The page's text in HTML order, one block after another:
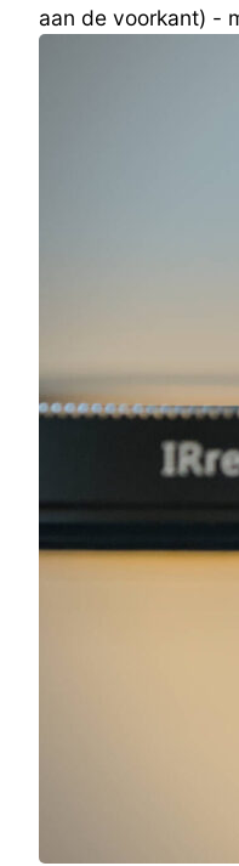
aan de voorkant) -